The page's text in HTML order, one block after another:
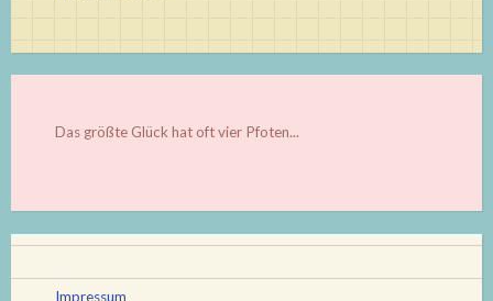
Das größte Glück hat oft vier Pfoten...
Impressum